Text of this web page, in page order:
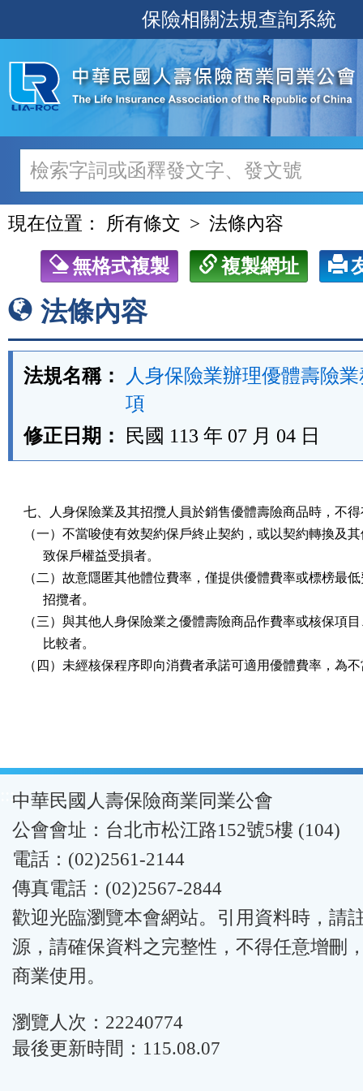
至
主
內
容
保險相關法規查詢系統
現在位置： 所有條文 法條內容
無格式複製 複製網址
法條內容
法規名稱：
人身保險業辦理優體壽險
項
修正日期：
民國 113 年 07 月 04 日
七、人身保險業及其招攬人員於銷售優體壽險商品時，不
（一）不當唆使有效契約保戶終止契約，或以契約轉換及
      致保戶權益受損者。
（二）故意隱匿其他體位費率，僅提供優體費率或標榜最
      招攬者。
（三）與其他人身保險業之優體壽險商品作費率或核保項
      比較者。
（四）未經核保程序即向消費者承諾可適用優體費率，為
:::中華民國人壽保險商業同業公會
公會會址：台北市松江路152號5樓 (104)
電話：(02)2561-2144
傳真電話：(02)2567-2844
歡迎光臨瀏覽本會網站。引用資料時，請
源，請確保資料之完整性，不得任意增刪
商業使用。
瀏覽人次：22240774
最後更新時間：115.08.07